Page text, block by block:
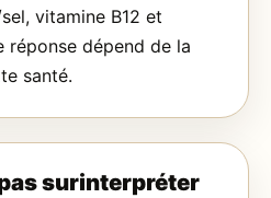
vitamine B12 et
réponse dépend de la
santé.
surinterpréter